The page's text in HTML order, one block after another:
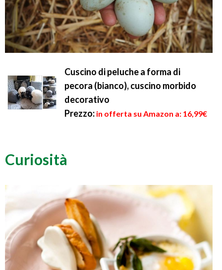
Cuscino di peluche a forma di
pecora (bianco), cuscino morbido
decorativo
Prezzo: in offerta su Amazon a: 16,99€
Curiosità